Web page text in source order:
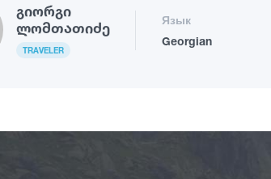
Გიორგი
Ლომთათიძე
TRAVELER
Язык
Georgian